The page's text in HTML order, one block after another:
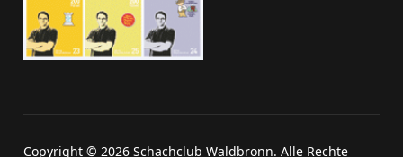
Copyright © 2026 Schachclub Waldbronn. Alle Rechte